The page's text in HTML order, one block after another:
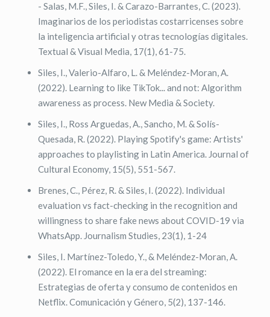
- Salas, M.F., Siles, I. & Carazo-Barrantes, C. (2023).
Imaginarios de los periodistas costarricenses sobre
la inteligencia artificial y otras tecnologías digitales.
Textual & Visual Media, 17(1), 61-75.
Siles, I., Valerio-Alfaro, L. & Meléndez-Moran, A.
(2022). Learning to like TikTok... and not: Algorithm
awareness as process. New Media & Society.
Siles, I., Ross Arguedas, A., Sancho, M. & Solís-
Quesada, R. (2022). Playing Spotify's game: Artists'
approaches to playlisting in Latin America. Journal of
Cultural Economy, 15(5), 551-567.
Brenes, C., Pérez, R. & Siles, I. (2022). Individual
evaluation vs fact-checking in the recognition and
willingness to share fake news about COVID-19 via
WhatsApp. Journalism Studies, 23(1), 1-24
Siles, I. Martínez-Toledo, Y., & Meléndez-Moran, A.
(2022). El romance en la era del streaming:
Estrategias de oferta y consumo de contenidos en
Netflix. Comunicación y Género, 5(2), 137-146.